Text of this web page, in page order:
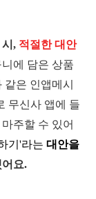
, 적절한 대안
에 담은 상품
은 인앱메시
무신사 앱에 들
주할 수 있어
기'라는 대안을
요.